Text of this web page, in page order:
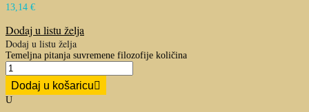
13,14 €
Dodaj u listu želja
Dodaj u listu želja
Temeljna pitanja suvremene filozofije količina
Dodaj u košaricu
U